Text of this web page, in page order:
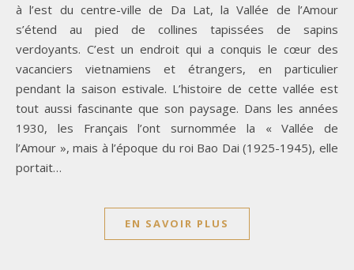
à l’est du centre-ville de Da Lat, la Vallée de l’Amour
s’étend au pied de collines tapissées de sapins
verdoyants. C’est un endroit qui a conquis le cœur des
vacanciers vietnamiens et étrangers, en particulier
pendant la saison estivale. L’histoire de cette vallée est
tout aussi fascinante que son paysage. Dans les années
1930, les Français l’ont surnommée la « Vallée de
l’Amour », mais à l’époque du roi Bao Dai (1925-1945), elle
portait…
EN SAVOIR PLUS